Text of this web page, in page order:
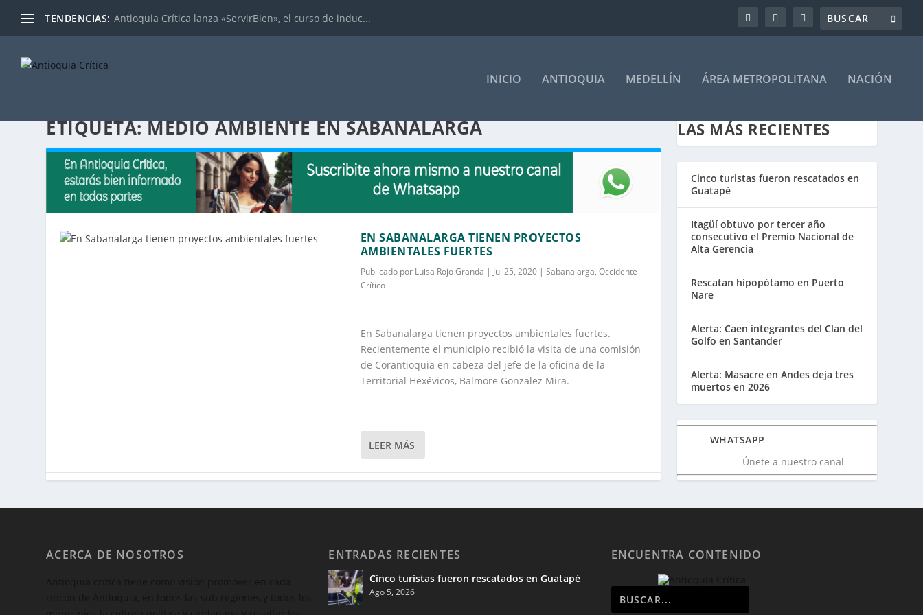
TENDENCIAS: Antioquia Crítica lanza «ServirBien», el curso de induc...
INICIO ANTIOQUIA MEDELLÍN ÁREA METROPOLITANA NACIÓN
ETIQUETA:MEDIO AMBIENTE EN SABANALARGA
EN SABANALARGA TIENEN PROYECTOS
AMBIENTALES FUERTES
Publicado por Luisa Rojo Granda | Jul 25, 2020| Sabanalarga, Occidente
Crítico
En Sabanalarga tienen proyectos ambientales fuertes.
Recientemente el municipio recibió la visita de una comisión
de Corantioquia en cabeza del jefe de la oficina de la
Territorial Hexévicos, Balmore Gonzalez Mira.
LEER MÁS
LAS MÁS RECIENTES
Cinco turistas fueron rescatados en
Guatapé
Itagüí obtuvo por tercer año
consecutivo el Premio Nacional de
Alta Gerencia
Rescatan hipopótamo en Puerto
Nare
Alerta: Caen integrantes del Clan del
Golfo en Santander
Alerta: Masacre en Andes deja tres
muertos en 2026
WHATSAPP
Únete a nuestro canal
ACERCA DE NOSOTROS ENTRADAS RECIENTES
Cinco turistas fueron rescatados en Guatapé
Ago 5, 2026
ENCUENTRA CONTENIDO